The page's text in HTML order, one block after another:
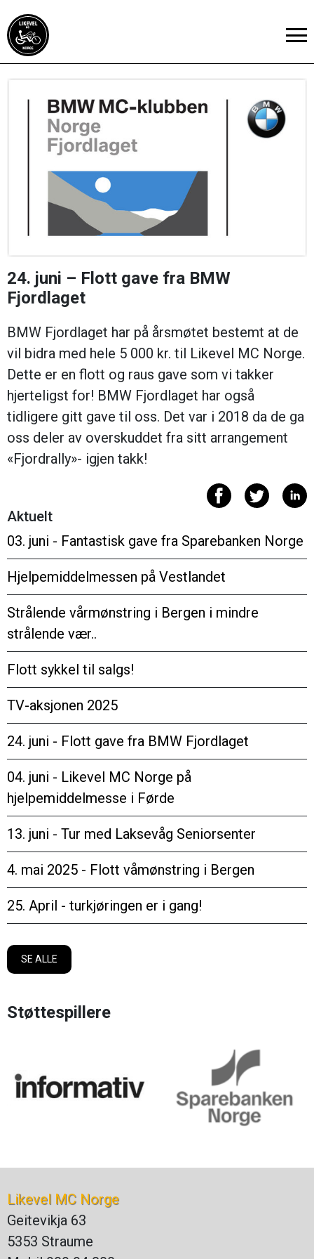
24. juni – Flott gave fra BMW
Fjordlaget
BMW Fjordlaget har på årsmøtet bestemt at de
vil bidra med hele 5 000 kr. til Likevel MC Norge.
Dette er en flott og raus gave som vi takker
hjerteligst for! BMW Fjordlaget har også
tidligere gitt gave til oss. Det var i 2018 da de ga
oss deler av overskuddet fra sitt arrangement
«Fjordrally»- igjen takk!
Aktuelt
03. juni - Fantastisk gave fra Sparebanken Norge
Hjelpemiddelmessen på Vestlandet
Strålende vårmønstring i Bergen i mindre
strålende vær..
Flott sykkel til salgs!
TV-aksjonen 2025
24. juni - Flott gave fra BMW Fjordlaget
04. juni - Likevel MC Norge på
hjelpemiddelmesse i Førde
13. juni - Tur med Laksevåg Seniorsenter
4. mai 2025 - Flott våmønstring i Bergen
25. April - turkjøringen er i gang!
SE ALLE
Støttespillere
Likevel MC Norge
Geitevikja 63
5353 Straume